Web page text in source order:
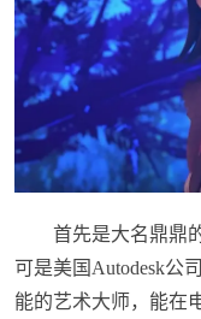
首先是大名鼎鼎
可是美国Autodesk公
能的艺术大师，能在